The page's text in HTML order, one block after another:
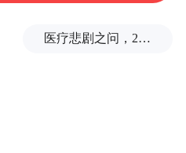
融，让金融没有距
医疗悲剧之问，2岁半患儿身亡，医生获刑1年